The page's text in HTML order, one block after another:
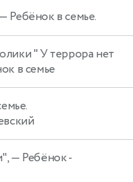
— Ребёнок в семье.
" У террора нет
в семье
— Ребёнок -